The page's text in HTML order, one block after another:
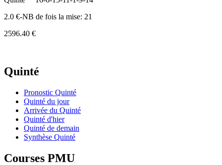
2.0 €-NB de fois la mise: 21
2596.40 €
Quinté
Pronostic Quinté
Quinté du jour
Arrivée du Quinté
Quinté d'hier
Quinté de demain
Synthèse Quinté
Courses PMU